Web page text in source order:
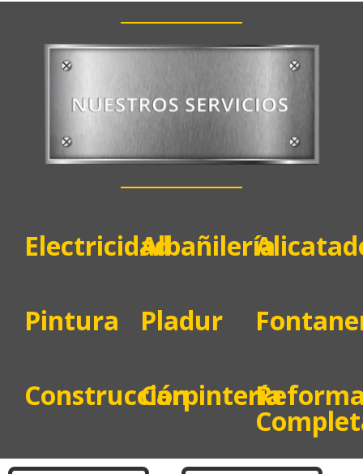
ElectricidadAlbañilería
Pintura Pladur
ConstrucciónCarpintería